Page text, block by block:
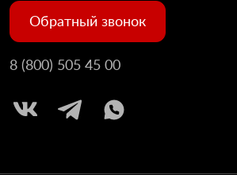
Обратный звонок
8 (800) 505 45 00